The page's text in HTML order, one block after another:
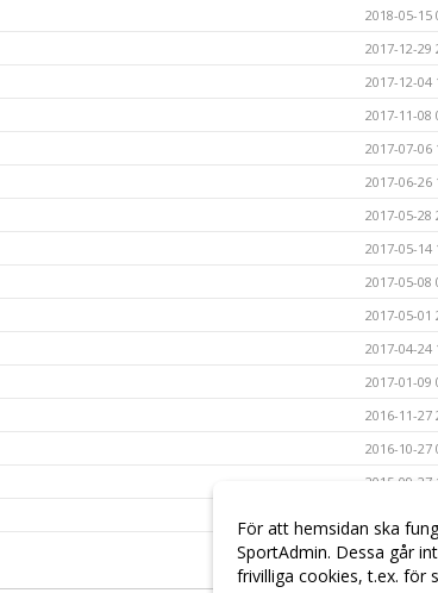
2018-05-15
2017-12-29
2017-12-04
2017-11-08
2017-07-06
2017-06-26
2017-05-28
2017-05-14
2017-05-08
2017-05-01
2017-04-24
2017-01-09
2016-11-27
2016-10-27
2015-09-27
2014-12-07
För att hemsidan ska
SportAdmin. Dessa går
frivilliga cookies, t.ex. för